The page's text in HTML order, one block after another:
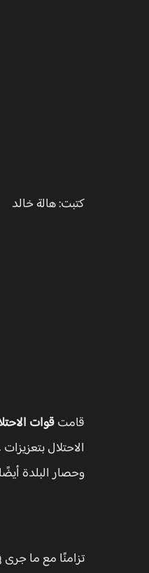
كتبت: هالة خالد
قامتقوات
الاحتلال
وحصار البلدة
تزامنًا مع ما جرى